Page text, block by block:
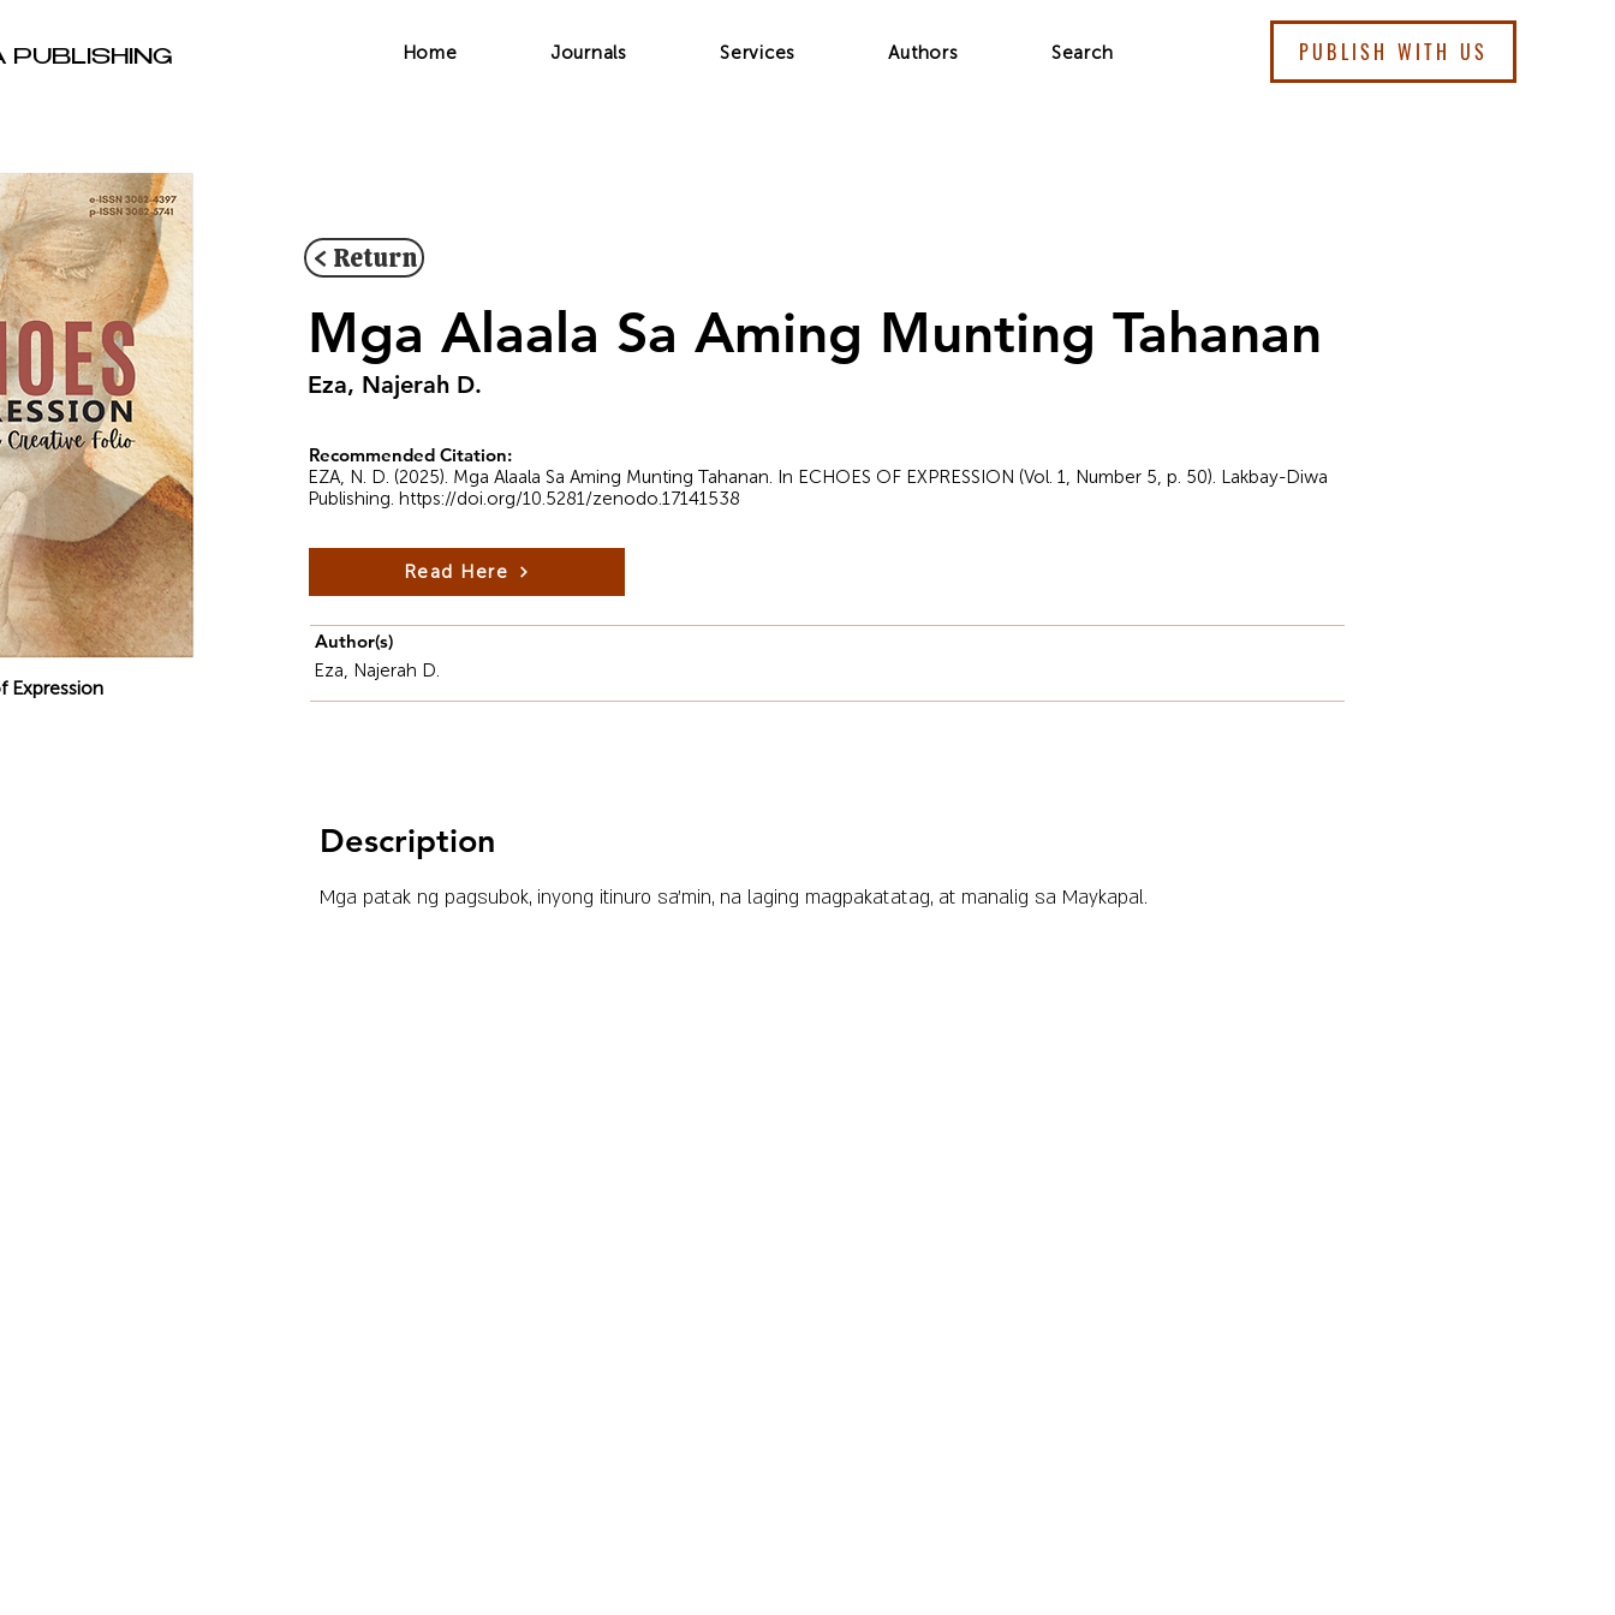
PUBLISHING Home Journals Services Authors Search PUBLISH WITH US
Expression
< Return
Mga Alaala Sa Aming Munting Tahanan
Eza, Najerah D.
Recommended Citation:
EZA, N. D. (2025). Mga Alaala Sa Aming Munting Tahanan. In ECHOES OF EXPRESSION (Vol. 1, Number 5, p. 50). Lakbay-Diwa
Publishing. https://doi.org/10.5281/zenodo.17141538
Read Here
Author(s)
Eza, Najerah D.
Description
Mga patak ng pagsubok, inyong itinuro sa'min, na laging magpakatatag, at manalig sa Maykapal.